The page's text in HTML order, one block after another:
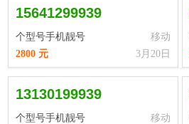
15641299939
个型号手机靓号
移动
3月20日
2800 元
13130199939
个型号手机靓号
移动